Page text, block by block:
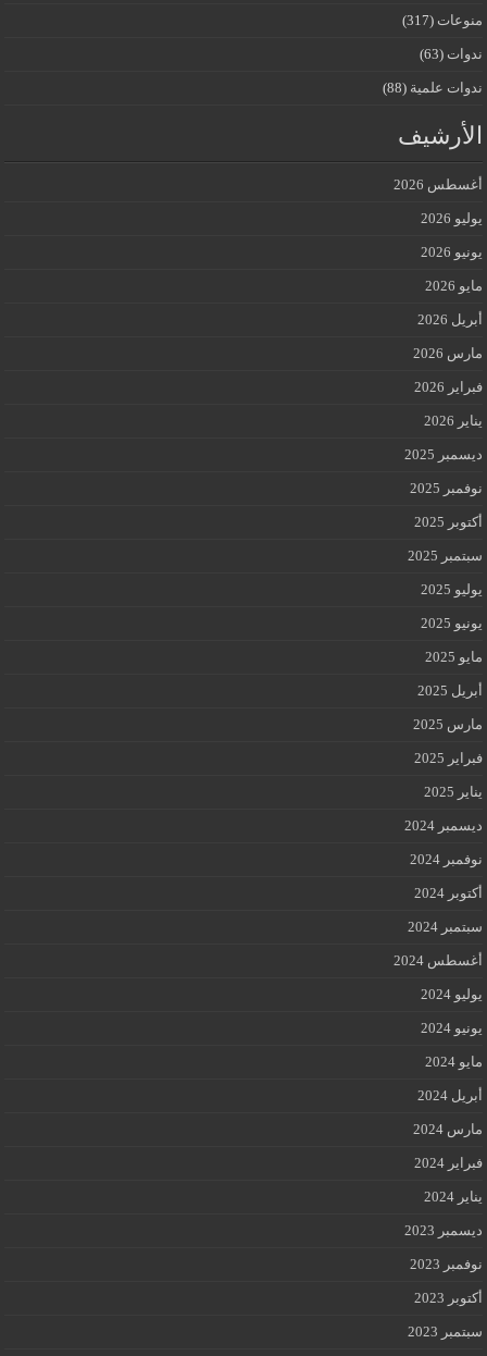
منوعات (317)
ندوات (63)
ندوات علمية (88)
الأرشيف
أغسطس 2026
يوليو 2026
يونيو 2026
مايو 2026
أبريل 2026
مارس 2026
فبراير 2026
يناير 2026
ديسمبر 2025
نوفمبر 2025
أكتوبر 2025
سبتمبر 2025
يوليو 2025
يونيو 2025
مايو 2025
أبريل 2025
مارس 2025
فبراير 2025
يناير 2025
ديسمبر 2024
نوفمبر 2024
أكتوبر 2024
سبتمبر 2024
أغسطس 2024
يوليو 2024
يونيو 2024
مايو 2024
أبريل 2024
مارس 2024
فبراير 2024
يناير 2024
ديسمبر 2023
نوفمبر 2023
أكتوبر 2023
سبتمبر 2023